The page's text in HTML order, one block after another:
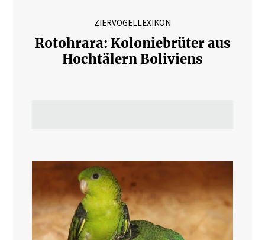
ZIERVOGELLEXIKON
Rotohrara: Koloniebrüter aus
Hochtälern Boliviens